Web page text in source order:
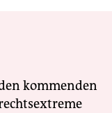
kommenden